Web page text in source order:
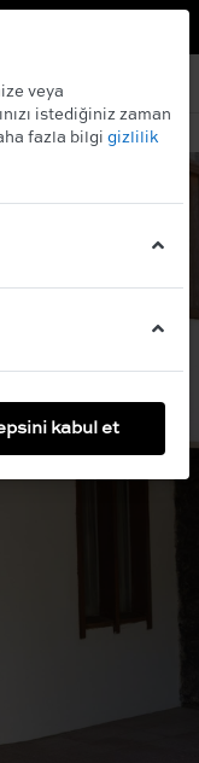
veya
istediğiniz zaman
fazla bilgi gizlilik
kabul et